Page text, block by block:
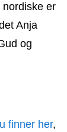
nordiske er
Anja
og
finner her,